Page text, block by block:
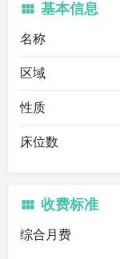
基本信息
名称
区域
性质
床位数
收费标准
综合月费